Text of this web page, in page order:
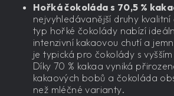
Hořká čokoláda s 70,5 %
nejvyhledávanější druhy
typ hořké čokolády nabízí
intenzivní kakaovou chutí a
je typická pro čokolády s
Díky 70 % kakaa vyniká
kakaových bobů a čokoláda
než mléčné varianty.